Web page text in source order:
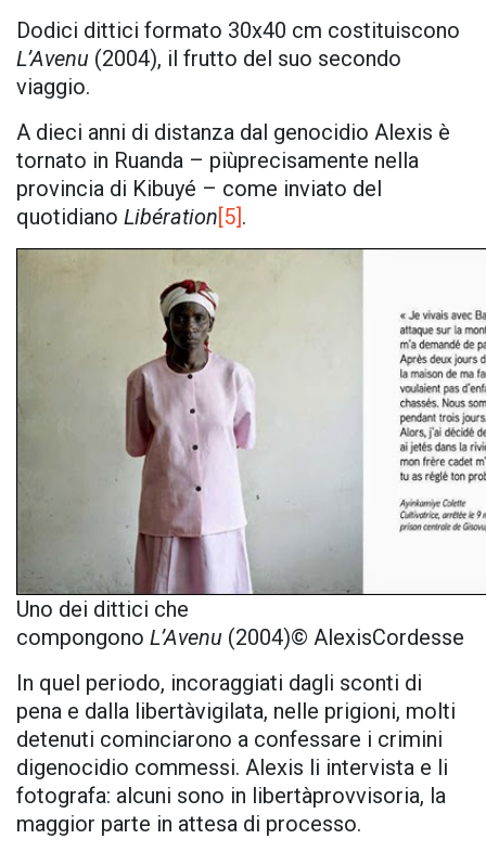
Dodici dittici formato 30x40 cm costituiscono
L’Avenu (2004), il frutto del suo secondo
viaggio.
A dieci anni di distanza dal genocidio Alexis è
tornato in Ruanda – piùprecisamente nella
provincia di Kibuyé – come inviato del
quotidiano Libération[5].
Uno dei dittici che
compongono L’Avenu (2004)© AlexisCordesse
In quel periodo, incoraggiati dagli sconti di
pena e dalla libertàvigilata, nelle prigioni, molti
detenuti cominciarono a confessare i crimini
digenocidio commessi. Alexis li intervista e li
fotografa: alcuni sono in libertàprovvisoria, la
maggior parte in attesa di processo.